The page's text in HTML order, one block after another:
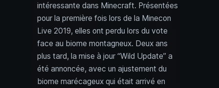
intéressante dans Minecraft. Présentées
pour la première fois lors de la Minecon
Live 2019, elles ont perdu lors du vote
face au biome montagneux. Deux ans
plus tard, la mise à jour “Wild Update” a
été annoncée, avec un ajustement du
biome marécageux qui était arrivé en